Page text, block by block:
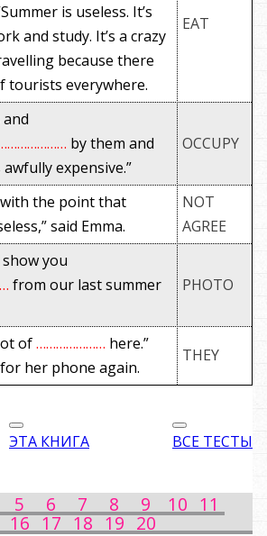
is useless. It’s
and study. It’s a crazy
because there
tourists everywhere.
EAT
by them and
expensive.”
OCCUPY
with the point that
said Emma.
NOT
AGREE
you
from our last summer
PHOTO
of………………… here.”
her phone again.
THEY
ЭТА КНИГА ВСЕ ТЕСТЫ
5 6 7 8 9 10 11
16 17 18 19 20